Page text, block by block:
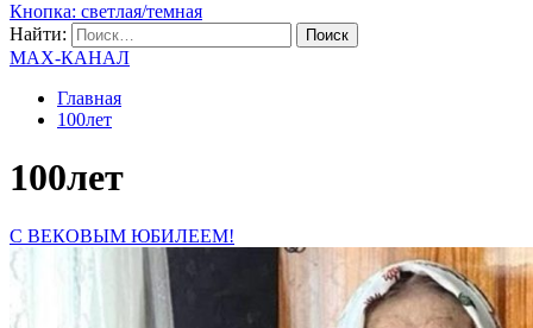
Кнопка: светлая/темная
Найти:
MAX-КАНАЛ
Главная
100лет
100лет
С ВЕКОВЫМ ЮБИЛЕЕМ!